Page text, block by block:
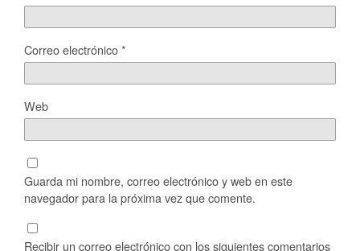
Correo electrónico*
Web
Guarda mi nombre, correo electrónico y web en este
navegador para la próxima vez que comente.
Recibir un correo electrónico con los siguientes comentarios